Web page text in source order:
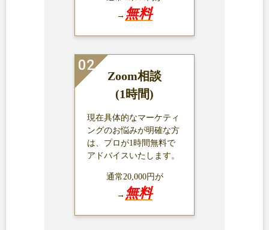
→ 無料
Zoom相談
(1時間)
現在具体的なマーケティ
ングのお悩みが明確な方
は、プロが1時間無料で
アドバイスいたします。
通常20,000円が
→ 無料